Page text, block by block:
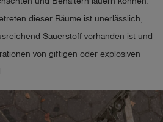
dieser Räume ist unerlässlich,
Sauerstoff vorhanden ist und
von giftigen oder explosiven